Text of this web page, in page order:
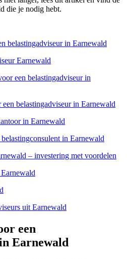
die je nodig hebt.
belastingadviseur in Earnewald
Earnewald
een belastingadviseur in
belastingadviseur in Earnewald
in Earnewald
in Earnewald
– investering met voordelen
uit Earnewald
een
Earnewald